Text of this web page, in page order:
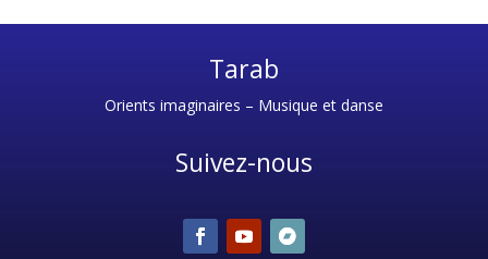
Tarab
Orients imaginaires – Musique et danse
Suivez-nous